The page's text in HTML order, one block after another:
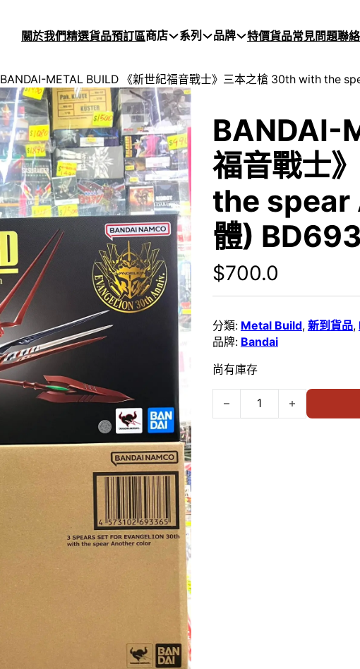
關於我們精選貨品預訂區商店 系列 品牌 特價貨品常見問題聯
BANDAI-METAL BUILD 《新世紀福音戰士》三本之槍 30th with the
BANDAI-
福音戰士
the spear
體)
$700.0
分類: Metal Build, 新到貨品,
品牌: Bandai
尚有庫存
BANDAI-METAL BUILD 《